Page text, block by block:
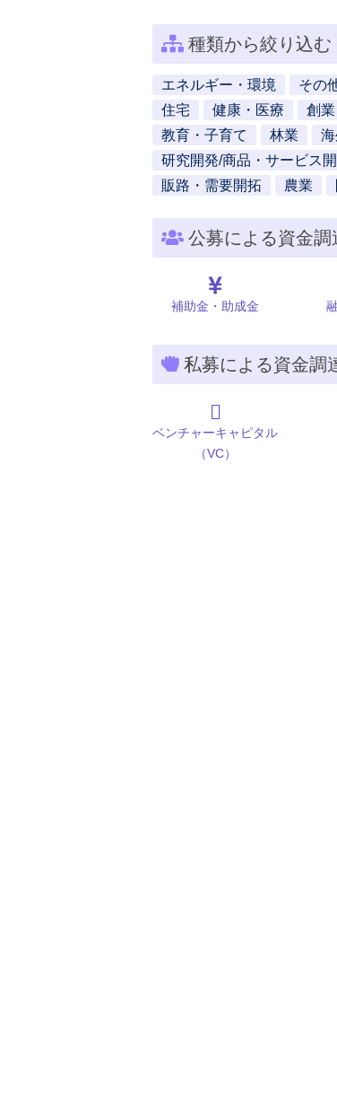
種類から絞り込む
エネルギー・環境 その
住宅
健康・医療 創
教育・子育て
林業
研究開発/商品・サービス
販路・需要開拓
農業
公募による資金調
補助金・助成金
私募による資金調
ベンチャーキャピタル
（VC）